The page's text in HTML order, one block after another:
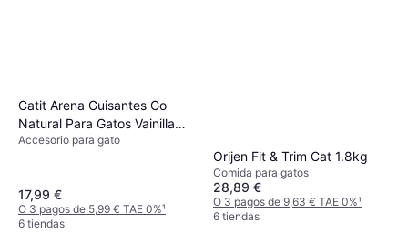
Catit Arena Guisantes Go
Natural Para Gatos Vainilla
5.6 kg
Accesorio para gato
17,99 €
O 3 pagos de 5,99 € TAE 0%¹
6 tiendas
Orijen Fit & Trim Cat 1.8kg
Comida para gatos
28,89 €
O 3 pagos de 9,63 € TAE 0%¹
6 tiendas